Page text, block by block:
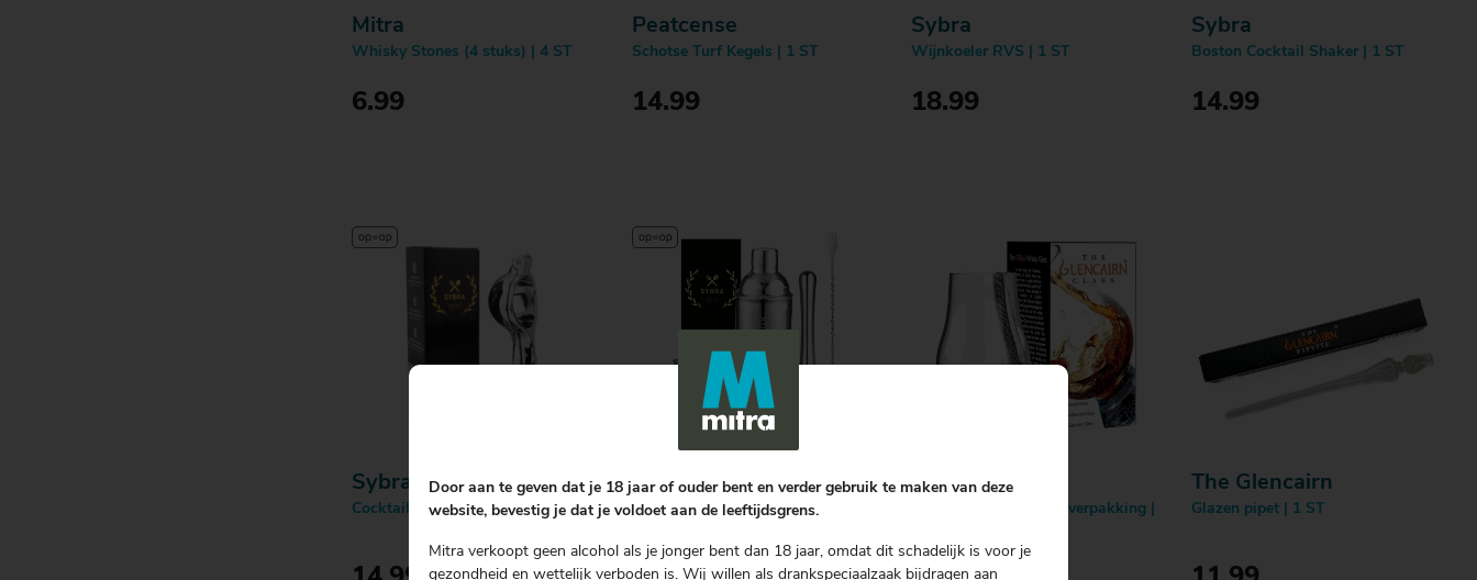
Mitra
Whisky Stones (4 stuks) | 4 ST
6.99
Peatcense
Schotse Turf Kegels | 1 ST
14.99
Sybra
Wijnkoeler RVS | 1 ST
18.99
Sybra
Boston Cocktail Shaker | 1 ST
14.99
Sybra
Cocktail Citruspers | 1 ST
Sybra
Premium Cocktailset 7-delig | 1 ST
The Glencairn
Whiskyglas in cadeauverpakking |
The Glencairn
Glazen pipet | 1 ST
Door aan te geven dat je 18 jaar of ouder bent en verder gebruik te maken van deze
website, bevestig je dat je voldoet aan de leeftijdsgrens.
Mitra verkoopt geen alcohol als je jonger bent dan 18 jaar, omdat dit schadelijk is voor je
gezondheid en wettelijk verboden is. Wij willen als drankspeciaalzaak bijdragen aan